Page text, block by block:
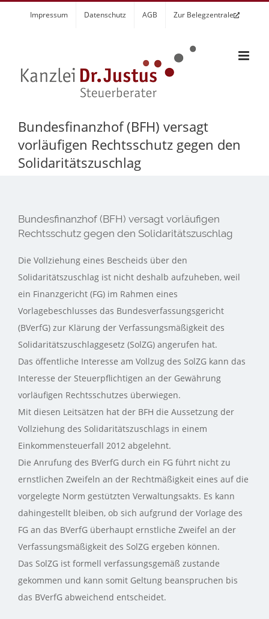
Impressum Datenschutz AGB Zur Belegzentrale
Bundesfinanzhof (BFH) versagt
vorläufigen Rechtsschutz gegen den
Solidaritätszuschlag
Bundesfinanzhof (BFH) versagt vorläufigen
Rechtsschutz gegen den Solidaritätszuschlag
Die Vollziehung eines Bescheids über den
Solidaritätszuschlag ist nicht deshalb aufzuheben, weil
ein Finanzgericht (FG) im Rahmen eines
Vorlagebeschlusses das Bundesverfassungsgericht
(BVerfG) zur Klärung der Verfassungsmäßigkeit des
Solidaritätszuschlaggesetz (SolZG) angerufen hat.
Das öffentliche Interesse am Vollzug des SolZG kann das
Interesse der Steuerpflichtigen an der Gewährung
vorläufigen Rechtsschutzes überwiegen.
Mit diesen Leitsätzen hat der BFH die Aussetzung der
Vollziehung des Solidaritätszuschlags in einem
Einkommensteuerfall 2012 abgelehnt.
Die Anrufung des BVerfG durch ein FG führt nicht zu
ernstlichen Zweifeln an der Rechtmäßigkeit eines auf die
vorgelegte Norm gestützten Verwaltungsakts. Es kann
dahingestellt bleiben, ob sich aufgrund der Vorlage des
FG an das BVerfG überhaupt ernstliche Zweifel an der
Verfassungsmäßigkeit des SolZG ergeben können.
Das SolZG ist formell verfassungsgemäß zustande
gekommen und kann somit Geltung beanspruchen bis
das BVerfG abweichend entscheidet.